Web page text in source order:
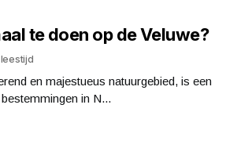
te doen op de Veluwe?
leestijd
en majestueus natuurgebied, is een
in N...